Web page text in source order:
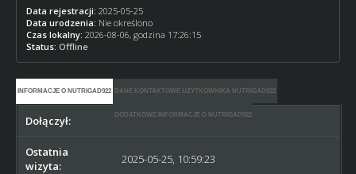
Data rejestracji: 2025-05-25
Data urodzenia: Nie określono
Czas lokalny: 2026-08-06, godzina 17:26:15
Status: Offline
INFORMACJE O NUTRIGAD922 DANE KONTAKTOWE UŻYTKOWNIKA NUTRIGAD922
DODATKOWE INFORMACJE O NUTRIGAD922
Dołączył: 2025-05-25
Ostatnia
wizyta:
2025-05-25, 10:59:23